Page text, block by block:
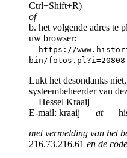
Ctrl+Shift+R)
of
b. het volgende adres te
uw browser:
https://
bin/fotos.pl?i=20808
Lukt het desondanks
systeembeheerder van
Hessel Kraaij
E-mail: kraaij ==at==
met vermelding van het
216.73.216.61 en de